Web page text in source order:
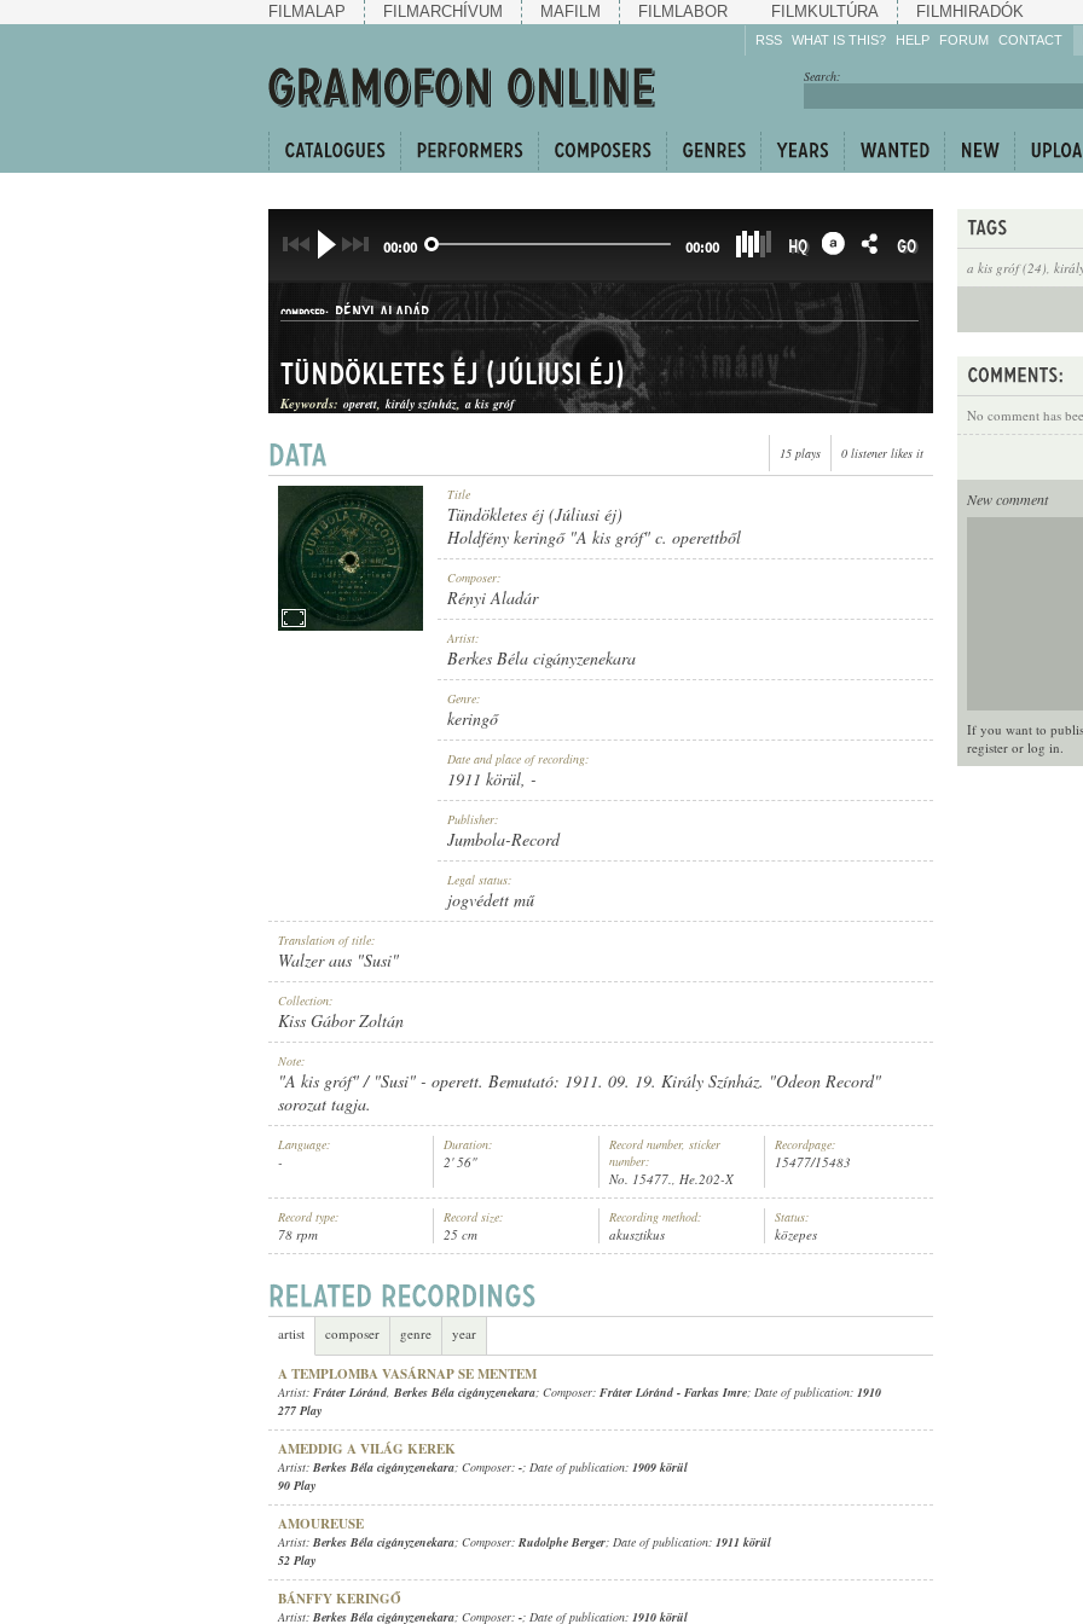
FILMALAP FILMARCHÍVUM MAFILM FILMLABOR FILMKULTÚRA FILMHIRADÓK
RSS WHAT IS THIS? HELP
Enrich!
Share!
FORUM CONTACT
Search:
a kis gróf (24),
No comment has
New comment
If you want to
register or log in.
00:00 00:00 HQ GO
ARTIST: BERKES BÉLA CIGÁNYZENEKARA
COMPOSER: RÉNYI ALADÁR
KERINGŐ
JUMBOLA-RECORD
NO. 15477.
Tündökletes éj (Júliusi éj)
Keywords: operett király színház a kis gróf
15 plays 0 listener likes it
Title
Tündökletes éj (Júliusi éj)
Holdfény keringő "A kis gróf" c. operettből
Composer:
Rényi Aladár
Artist:
Berkes Béla cigányzenekara
Genre:
keringő
Date and place of recording:
1911 körül, -
Publisher:
Jumbola-Record
Legal status:
jogvédett mű
Translation of title:
Walzer aus "Susi"
Collection:
Kiss Gábor Zoltán
Note:
"A kis gróf" / "Susi" - operett. Bemutató: 1911. 09. 19. Király Színház. "Odeon Record"
sorozat tagja.
Language:
-
Duration:
2' 56"
Record number, sticker
number:
No. 15477., He.202-X
Recordpage:
15477/15483
Record type:
78 rpm
Record size:
25 cm
Recording method:
akusztikus
Status:
közepes
artist composer genre year
A TEMPLOMBA VASÁRNAP SE MENTEM
Artist: Fráter Lóránd, Berkes Béla cigányzenekara; Composer: Fráter Lóránd - Farkas Imre; Date of publication: 1910
277 Play
AMEDDIG A VILÁG KEREK
Artist: Berkes Béla cigányzenekara; Composer: -; Date of publication: 1909 körül
90 Play
AMOUREUSE
Artist: Berkes Béla cigányzenekara; Composer: Rudolphe Berger; Date of publication: 1911 körül
52 Play
BÁNFFY KERINGŐ
Artist: Berkes Béla cigányzenekara; Composer: -; Date of publication: 1910 körül